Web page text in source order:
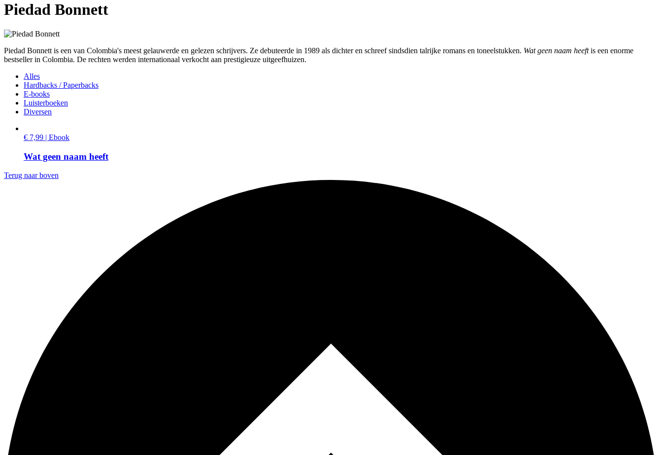
Piedad Bonnett
Piedad Bonnett is een van Colombia's meest gelauwerde en gelezen schrijvers. Ze debuteerde in 1989 als dichter en schreef sindsdien talrijke romans en toneelstukken. Wat geen naam heeftis een enorme
bestseller in Colombia. De rechten werden internationaal verkocht aan prestigieuze uitgeefhuizen.
Alles
Hardbacks / Paperbacks
E-books
Luisterboeken
Diversen
€ 7,99 | Ebook
Wat geen naam heeft
Terug naar boven